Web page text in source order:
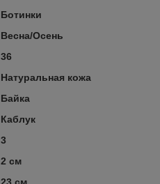
Ботинки
Весна/Осень
36
Натуральная кожа
Байка
Каблук
3
2 см
23 см